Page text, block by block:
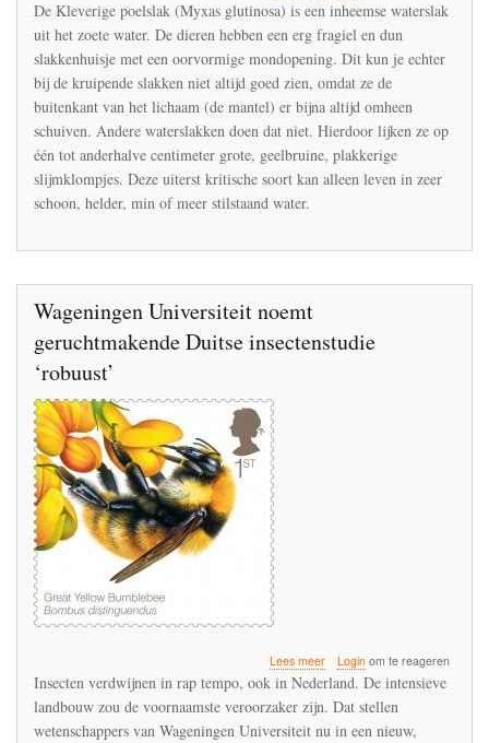
Bestrijdingsmiddelen
het
einde
zijn
van
kleverige
poelslakken
in
de
De Kleverige poelslak (Myxas glutinosa) is een inheemse waterslak
uit het zoete water. De dieren hebben een erg fragiel en dun
slakkenhuisje met een oorvormige mondopening. Dit kun je echter
bij de kruipende slakken niet altijd goed zien, omdat ze de
buitenkant van het lichaam (de mantel) er bijna altijd omheen
schuiven. Andere waterslakken doen dat niet. Hierdoor lijken ze op
één tot anderhalve centimeter grote, geelbruine, plakkerige
slijmklompjes. Deze uiterst kritische soort kan alleen leven in zeer
schoon, helder, min of meer stilstaand water.
Wageningen Universiteit noemt
geruchtmakende Duitse insectenstudie
‘robuust’
Lees meerover
Wageningen
noemt
geruchtmakende
Loginom te reageren
Insecten verdwijnen in rap tempo, ook in Nederland. De intensieve
landbouw zou de voornaamste veroorzaker zijn. Dat stellen
wetenschappers van Wageningen Universiteit nu in een nieuw,